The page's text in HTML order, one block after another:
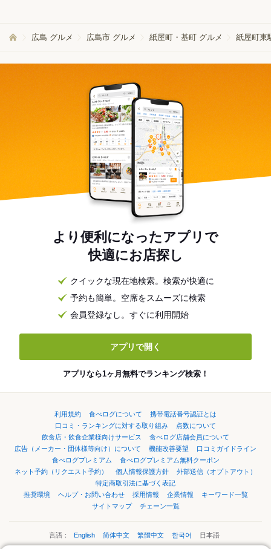
広島 グルメ 広島市 グルメ 紙屋町・基町 グルメ 紙屋町東
より便利になったアプリで
快適にお店探し
クイックな現在地検索。検索が快適に
予約も簡単。空席をスムーズに検索
会員登録なし。すぐに利用開始
アプリで開く
アプリなら1ヶ月無料でランキング検索！
利用規約 食べログについて
携帯電話番号認証とは
口コミ・ランキングに対する取り組み
点数について
飲食店・飲食企業様向けサービス
食べログ店舗会員について
広告（メーカー・団体様等向け）について
機能改善要望
口コミガイドライン
食べログプレミアム
食べログプレミアム無料クーポン
ネット予約（リクエスト予約）
個人情報保護方針
外部送信（オプトアウト）
特定商取引法に基づく表記
推奨環境
ヘルプ・お問い合わせ 採用情報 企業情報
キーワード一覧
サイトマップ
チェーン一覧
言語： English 简体中文 繁體中文 한국어 日本語